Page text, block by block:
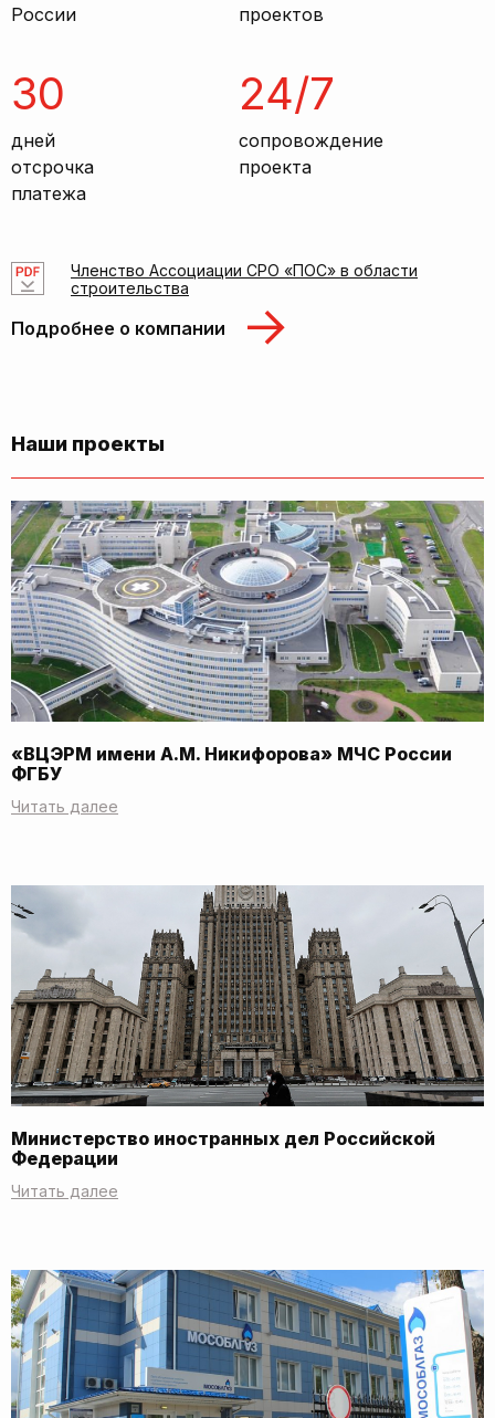
России
проектов
30
дней
отсрочка
платежа
24/7
сопровождение
проекта
Членство Ассоциации СРО «ПОС» в области
строительства
Подробнее о компании
Наши проекты
«ВЦЭРМ имени А.М. Никифорова» МЧС России
ФГБУ
Читать далее
Министерство иностранных дел Российской
Федерации
Читать далее